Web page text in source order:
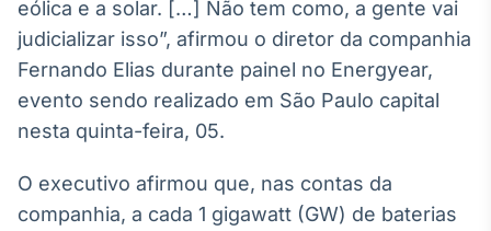
APIs para
integração de
conteúdos e
dados
Cotações e
headlines de
notícias
eólica e a solar. […] Não tem como, a gente vai
judicializar isso”, afirmou o diretor da companhia
Fernando Elias durante painel no Energyear,
evento sendo realizado em São Paulo capital
nesta quinta-feira, 05.
O executivo afirmou que, nas contas da
companhia, a cada 1 gigawatt (GW) de baterias